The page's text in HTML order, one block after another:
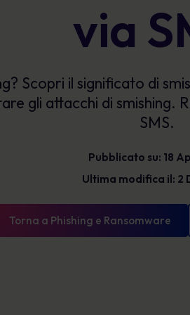
l'esposizione e mostrare
Glossario
Le definizioni di sicurezza
conoscere
via
Scopri il significato di
gli attacchi di smishing.
SMS.
Pubblicato su: 18
Ultima modifica il: 2
Torna a Phishing e Ransomware